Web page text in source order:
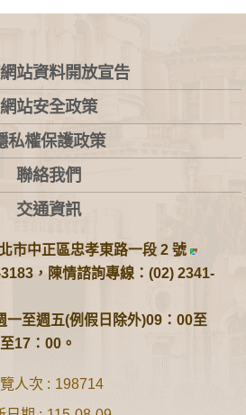
站資料開放宣告
網站安全政策
私權保護政策
聯絡我們
交通資訊
市中正區忠孝東路一段 2 號
，陳情諮詢專線：(02) 2341-
一至週五(例假日除外)09：00至
17：00。
人次
198714